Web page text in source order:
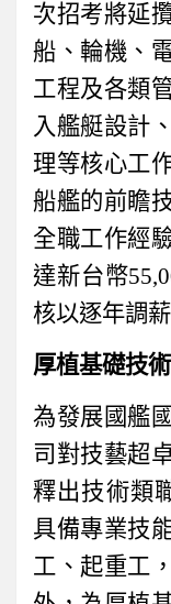
次招考將延
船、輪機、
工程及各類
入艦艇設計
理等核心工
船艦的前瞻
全職工作經
達新台幣
核以逐年調薪
厚植基礎技
為發展國艦
司對技藝超
釋出技術類
具備專業技
工、起重工